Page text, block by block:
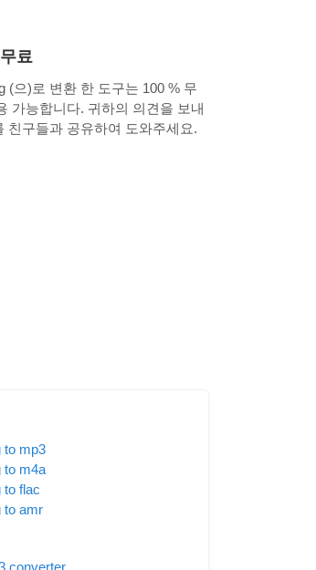
료
(으)로 변환 한 도구는 100 % 무
가능합니다. 귀하의 의견을 보내
친구들과 공유하여 도와주세요.
to mp3
to m4a
to flac
to amr